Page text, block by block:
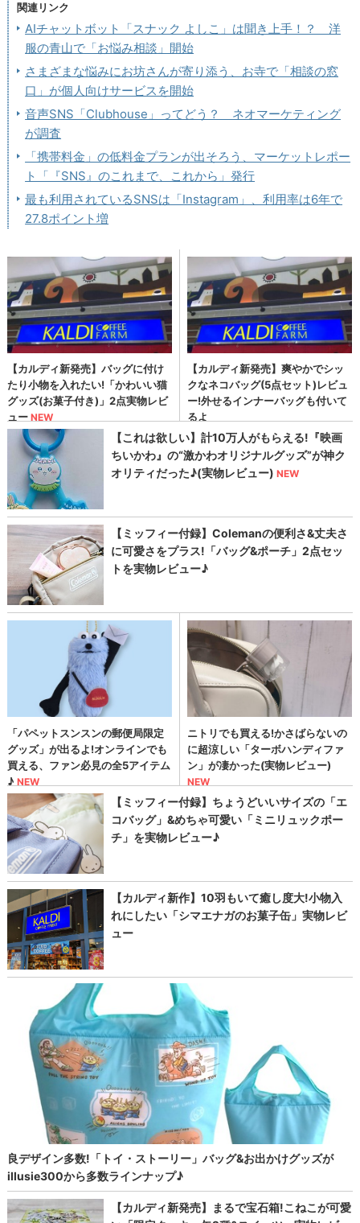
関連リンク
AIチャットボット「スナック よしこ」は聞き上手！？ 洋
服の青山で「お悩み相談」開始
さまざまな悩みにお坊さんが寄り添う、お寺で「相談の窓
口」が個人向けサービスを開始
音声SNS「Clubhouse」ってどう？ ネオマーケティング
が調査
「携帯料金」の低料金プランが出そろう、マーケットレポー
ト「『SNS』のこれまで、これから」発行
最も利用されているSNSは「Instagram」、利用率は6年で
27.8ポイント増